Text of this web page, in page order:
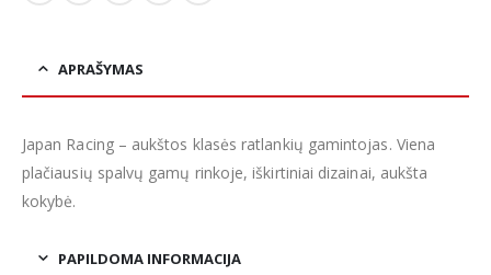
APRAŠYMAS
Japan Racing – aukštos klasės ratlankių gamintojas. Viena
plačiausių spalvų gamų rinkoje, iškirtiniai dizainai, aukšta
kokybė.
PAPILDOMA INFORMACIJA